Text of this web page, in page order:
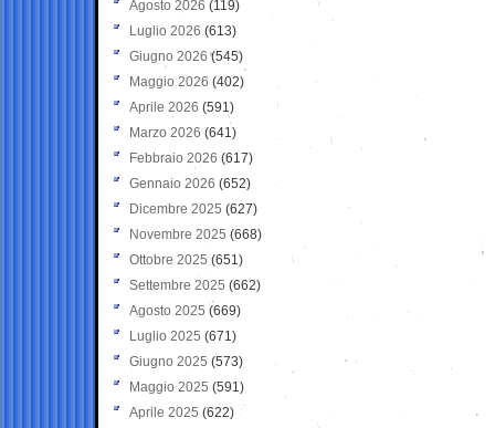
Agosto 2026 (119)
Luglio 2026 (613)
Giugno 2026 (545)
Maggio 2026 (402)
Aprile 2026 (591)
Marzo 2026 (641)
Febbraio 2026 (617)
Gennaio 2026 (652)
Dicembre 2025 (627)
Novembre 2025 (668)
Ottobre 2025 (651)
Settembre 2025 (662)
Agosto 2025 (669)
Luglio 2025 (671)
Giugno 2025 (573)
Maggio 2025 (591)
Aprile 2025 (622)